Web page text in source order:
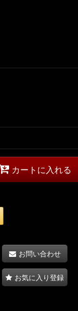
カートに入れる
お問い合わせ
お気に入り登録